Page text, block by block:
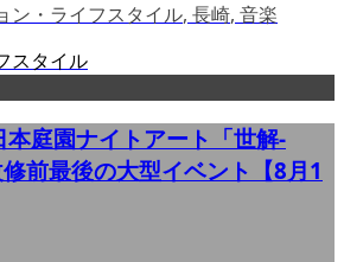
ン・ライフスタイル, 長崎, 音楽
スタイル
庭園ナイトアート「世解-
前最後の大型イベント【8月1